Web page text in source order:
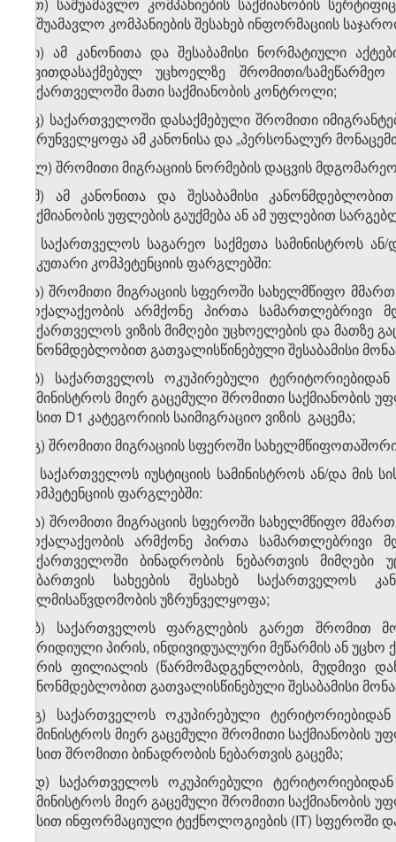
ა.თ) საშუამავლო კომპანიების საქმიანობის
საშუამავლო კომპანიების შესახებ ინფორმაციის
ა.ი) ამ კანონითა და შესაბამისი ნორმატიული
თვითდასაქმებულ უცხოელზე შრომითი/
საქართველოში მათი საქმიანობის კონტროლი;
ა.კ) საქართველოში დასაქმებული შრომითი
უზრუნველყოფა ამ კანონისა და „პერსონალურ
ა.ლ) შრომითი მიგრაციის ნორმების დაცვის
ა.მ) ამ კანონითა და შესაბამისი
საქმიანობის უფლების გაუქმება ან ამ უფლებით
ბ) საქართველოს საგარეო საქმეთა სამინისტროს
საკუთარი კომპეტენციის ფარგლებში:
ბ.ა) შრომითი მიგრაციის სფეროში სახელმწიფო
მოქალაქეობის არმქონე პირთა სამართლებრივი
საქართველოს ვიზის მიმღები უცხოელების და მათზე
კანონმდებლობით გათვალისწინებული შესაბამისი
ბ.ბ) საქართველოს ოკუპირებული
სამინისტროს მიერ გაცემული შრომითი
წესით D1 კატეგორიის საიმიგრაციო ვიზის გაცემა;
ბ.გ) შრომითი მიგრაციის სფეროში
გ) საქართველოს იუსტიციის სამინისტროს ან/და მის
კომპეტენციის ფარგლებში:
გ.ა) შრომითი მიგრაციის სფეროში სახელმწიფო
მოქალაქეობის არმქონე პირთა სამართლებრივი
საქართველოში ბინადრობის ნებართვის
ნებართვის სახეების შესახებ საქართველოს
ხელმისაწვდომობის უზრუნველყოფა;
გ.ბ) საქართველოს ფარგლების გარეთ შრომით
იურიდიული პირის, ინდივიდუალური მეწარმის ან
პირის ფილიალის (წარმომადგენლობის, მუდმივი
კანონმდებლობით გათვალისწინებული შესაბამისი
გ.გ) საქართველოს ოკუპირებული
სამინისტროს მიერ გაცემული შრომითი
წესით შრომითი ბინადრობის ნებართვის გაცემა;
გ.დ) საქართველოს ოკუპირებული
სამინისტროს მიერ გაცემული შრომითი
წესით ინფორმაციული ტექნოლოგიების (IT) სფეროში